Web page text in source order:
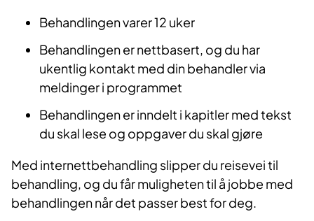
Behandlingen varer 12 uker
Behandlingen er nettbasert, og du har
ukentlig kontakt med din behandler via
meldinger i programmet
Behandlingen er inndelt i kapitler med tekst
du skal lese og oppgaver du skal gjøre
Med internettbehandling slipper du reisevei til
behandling, og du får muligheten til å jobbe med
behandlingen når det passer best for deg.